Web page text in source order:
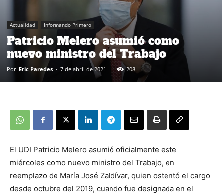
Actualidad Informando Primero
Patricio Melero asumió como
nuevo ministro del Trabajo
Por Eric Paredes - 7 de abril de 2021 208
El UDI Patricio Melero asumió oficialmente este
miércoles como nuevo ministro del Trabajo, en
reemplazo de María José Zaldívar, quien ostentó el cargo
desde octubre del 2019, cuando fue designada en el